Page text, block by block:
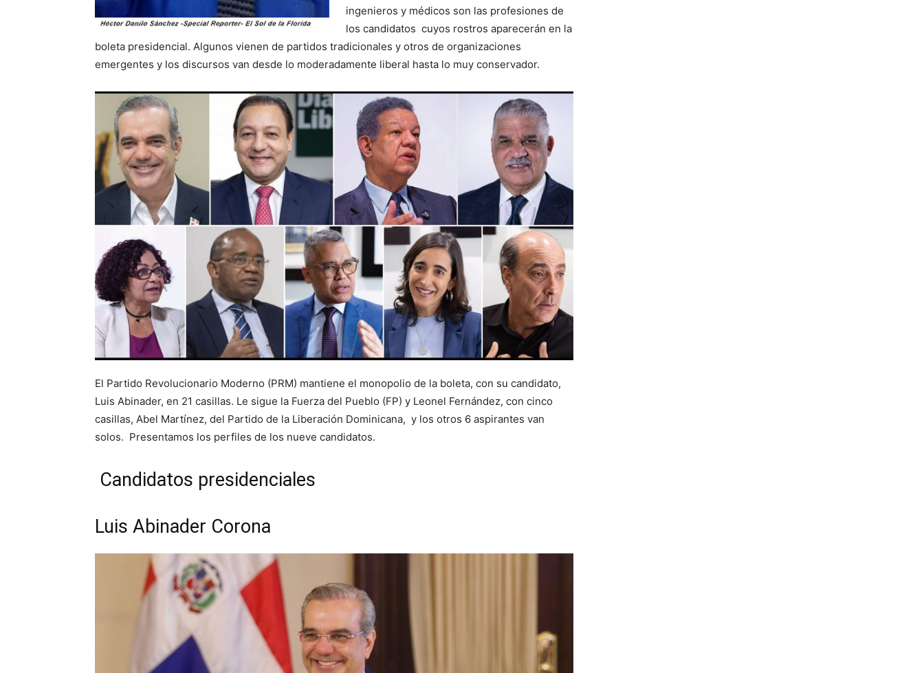
ingenieros y médicos son las profesiones de
los candidatos cuyos rostros aparecerán en la
boleta presidencial. Algunos vienen de partidos tradicionales y otros de organizaciones
emergentes y los discursos van desde lo moderadamente liberal hasta lo muy conservador.
El Partido Revolucionario Moderno (PRM) mantiene el monopolio de la boleta, con su candidato,
Luis Abinader, en 21 casillas. Le sigue la Fuerza del Pueblo (FP) y Leonel Fernández, con cinco
casillas, Abel Martínez, del Partido de la Liberación Dominicana, y los otros 6 aspirantes van
solos. Presentamos los perfiles de los nueve candidatos.
Candidatos presidenciales
Luis Abinader Corona